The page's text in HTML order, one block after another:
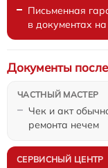
Письменная
в документах
Чек и акт
ремонта нечем
Документы